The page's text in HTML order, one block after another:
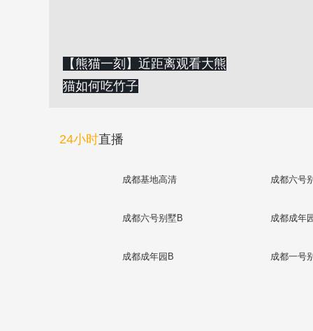
【熊猫一刻】近距离观看大熊
猫如何吃竹子
24小时直播
成都基地高清 成都六号
成都六号别墅B 成都成年
成都成年园B 成都一号